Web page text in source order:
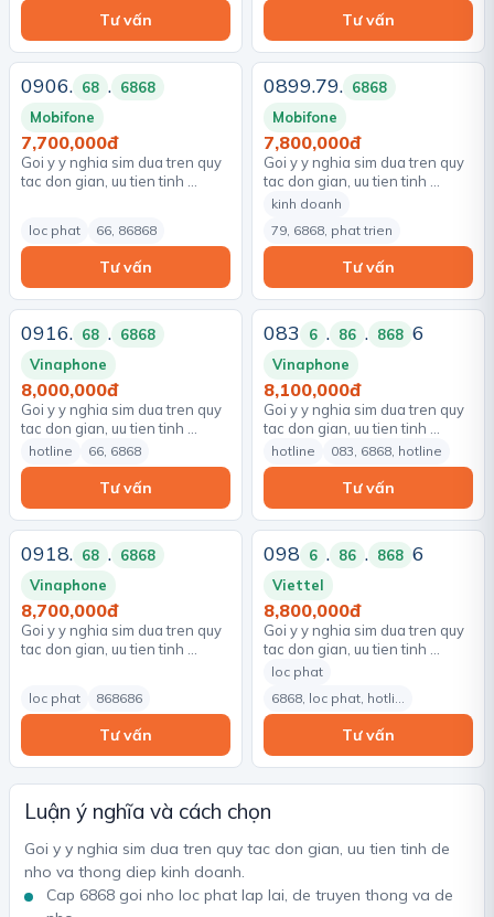
Tư vấn Tư vấn
0906. 68 . 6868
Mobifone
7,700,000đ
Goi y y nghia sim dua tren quy
tac don gian, uu tien tinh …
loc phat 66, 86868
Tư vấn
0899.79. 6868
Mobifone
7,800,000đ
Goi y y nghia sim dua tren quy
tac don gian, uu tien tinh …
kinh doanh
79, 6868, phat trien
Tư vấn
0916. 68 . 6868
Vinaphone
8,000,000đ
Goi y y nghia sim dua tren quy
tac don gian, uu tien tinh …
hotline 66, 6868
Tư vấn
083 6 . 86 . 868 6
Vinaphone
8,100,000đ
Goi y y nghia sim dua tren quy
tac don gian, uu tien tinh …
hotline 083, 6868, hotline
Tư vấn
0918. 68 . 6868
Vinaphone
8,700,000đ
Goi y y nghia sim dua tren quy
tac don gian, uu tien tinh …
loc phat 868686
Tư vấn
098 6 . 86 . 868 6
Viettel
8,800,000đ
Goi y y nghia sim dua tren quy
tac don gian, uu tien tinh …
loc phat
6868, loc phat, hotli…
Tư vấn
Luận ý nghĩa và cách chọn
Goi y y nghia sim dua tren quy tac don gian, uu tien tinh de
nho va thong diep kinh doanh.
Cap 6868 goi nho loc phat lap lai, de truyen thong va de